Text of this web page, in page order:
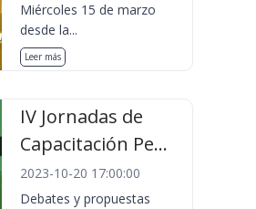
Miércoles 15 de marzo
desde la...
Leer más
IV Jornadas de
Capacitación Pe...
2023-10-20 17:00:00
Debates y propuestas